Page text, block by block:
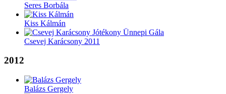
Seres Borbála
Kiss Kálmán
Csevej Karácsony 2011
2012
Balázs Gergely